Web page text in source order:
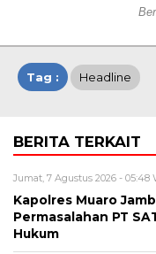
Tag : Headline
BERITA TERKAIT
Jumat, 7 Agustus 2026 - 05:48
Kapolres Muaro
Permasalahan PT
Hukum